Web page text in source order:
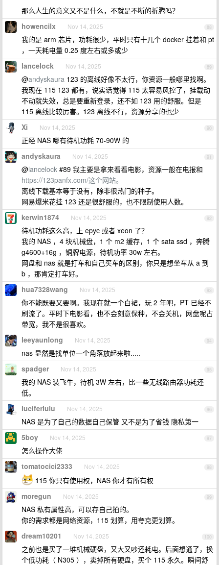
那么人生的意义又不是什么，不就是不断的折腾吗？
88
howencilx Nov 14, 2025
我的是 arm 芯片，功耗很少，平时只有十几个 docker 挂着和 pt
，一天耗电量 0.25 度左右或多或少
89
lancelock Nov 14, 2025
@andyskaura 123 的离线好像不太行，你资源一般哪里找啊。
我现在 115 123 都有，说实话觉得 115 太容易风控了，挂载动
不动就失效，总是要重新登录，还不如 123 用的舒服。但是
115 离线比较厉害。123 离线不行，资源分享的也少
90
Xi Nov 14, 2025
正经 NAS 哪有待机功耗 70-90W 的
91
andyskaura Nov 14, 2025
@lancelock #89 我主要是拿来看看电影，资源一般在电报和
https://123panfx.com/这个网站。
离线下载基本等于没有，除非很热门的种子。
网易爆米花挂 123 还是很舒服的，也不限制使用人数。
92
kerwin1874 Nov 14, 2025
待机功耗这么高，上 epyc 或者 xeon 了？
我的 NAS ，4 块机械盘，1 个 m2 缓存，1 个 sata ssd ，奔腾
g4600+16g ，铜牌电源，待机功率 30w 左右。
网盘和 nas 就是打车和自己买车的区别，你只是想坐车从 a 到
b ，那肯定打车好。
93
hua7328wang Nov 14, 2025
你不能既要又要啊。我现在就一个白裙，玩 2 年吧，PT 已经不
刷流了。平时下电影看，也不会刻意保种，不会关机，网盘呢占
带宽，我不是很喜欢。
94
leeyaunlong Nov 14, 2025
nas 显然是找单位一个角落放起来啦.....
95
spadger Nov 14, 2025
我的 NAS 装飞牛，待机 3W 左右，比一些无线路由器功耗还
低。
96
luciferlulu Nov 14, 2025
NAS 是为了自己的数据自己保管 又不是为了省钱 隐私第一
97
5boy Nov 14, 2025
怎么操作大佬
98
tomatocici2333 Nov 14, 2025
115 你只有使用权，NAS 你才有所有权
99
moregun Nov 14, 2025
NAS 私有属性高，可以存自己拍的。
你的需求都是网络资源，115 划算，用夸克更划算。
100
dream10201 Nov 14, 2025
之前也是买了一堆机械硬盘，又大又吵还耗电。后面想通了，换
个低功耗（ N305 ），卖掉所有硬盘，买个 115 永久。瞬间舒